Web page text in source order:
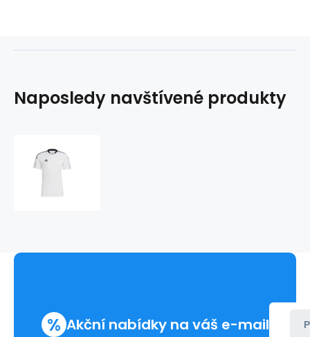
Naposledy navštívené produkty
-
% Akční nabídky na váš e-mail